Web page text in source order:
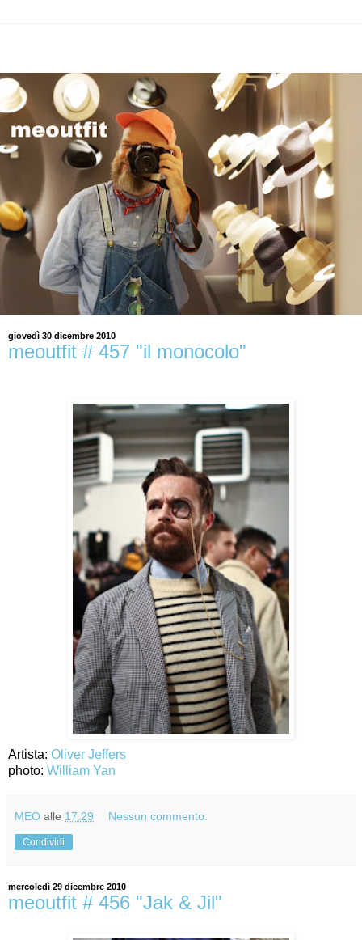
giovedì 30 dicembre 2010
meoutfit # 457 "il monocolo"
Artista: Oliver Jeffers
photo: William Yan
MEO alle 17:29 Nessun commento:
Condividi
mercoledì 29 dicembre 2010
meoutfit # 456 "Jak & Jil"